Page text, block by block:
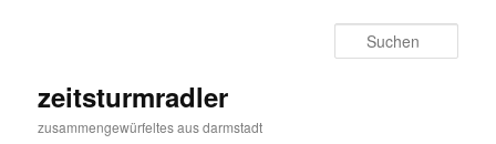
zeitsturmradler
zusammengewürfeltes aus darmstadt